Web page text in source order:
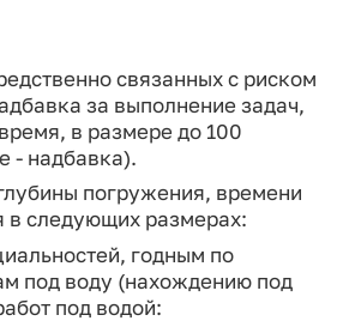
связанных с риском
за выполнение задач,
в размере до 100
- надбавка).
погружения, времени
в следующих размерах:
годным по
под воду (нахождению под
под водой: